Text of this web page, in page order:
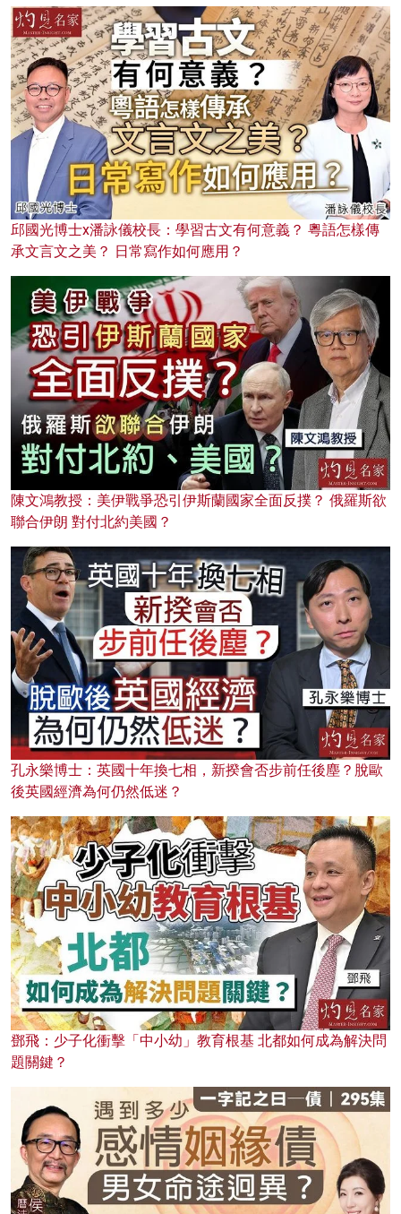
邱國光博士x潘詠儀校長：學習古文有何意義？ 粵語怎樣傳
承文言文之美？ 日常寫作如何應用？
陳文鴻教授：美伊戰爭恐引伊斯蘭國家全面反撲？ 俄羅斯欲
聯合伊朗 對付北約美國？
孔永樂博士：英國十年換七相，新揆會否步前任後塵？脫歐
後英國經濟為何仍然低迷？
鄧飛：少子化衝擊「中小幼」教育根基 北都如何成為解決問
題關鍵？